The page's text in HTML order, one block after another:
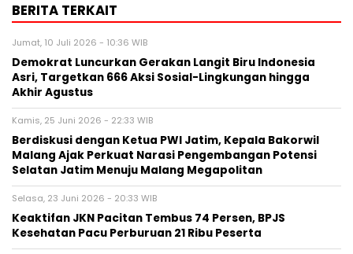
BERITA TERKAIT
Jumat, 10 Juli 2026 - 10:36 WIB
Demokrat Luncurkan Gerakan Langit Biru Indonesia
Asri, Targetkan 666 Aksi Sosial-Lingkungan hingga
Akhir Agustus
Kamis, 25 Juni 2026 - 22:33 WIB
Berdiskusi dengan Ketua PWI Jatim, Kepala Bakorwil
Malang Ajak Perkuat Narasi Pengembangan Potensi
Selatan Jatim Menuju Malang Megapolitan
Selasa, 23 Juni 2026 - 20:33 WIB
Keaktifan JKN Pacitan Tembus 74 Persen, BPJS
Kesehatan Pacu Perburuan 21 Ribu Peserta